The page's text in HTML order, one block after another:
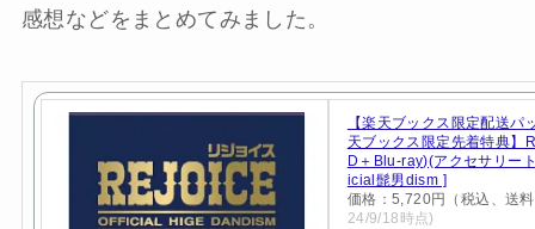
感想などをまとめてみました。
【楽天ブックス限定配送パ
天ブックス限定先着特典】
D＋Blu-ray)(アクセサリー
icial髭男dism ]
価格：5,720円（税込、送
24/9/18時点)